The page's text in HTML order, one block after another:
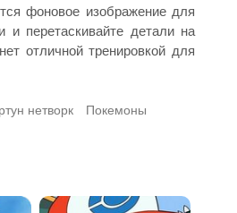
фоновое изображение для
перетаскивайте детали на
отличной тренировкой для
нетворк
Покемоны